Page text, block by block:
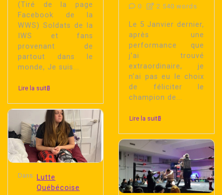
(Tiré de la page
Facebook de la
WWS) Soldats de la
IWS et fans
provenant de
partout dans le
monde, Je suis...
Lire la suite
Dans
Lutte
Québécoise
0
2 540 words
Le 5 Janvier dernier,
après une
performance que
j’ai trouvé
extraordinaire, je
n’ai pas eu le choix
de féliciter le
champion de...
Lire la suite